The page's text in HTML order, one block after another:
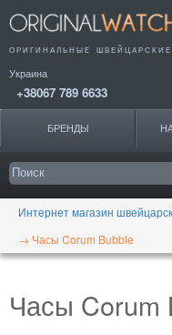
ОРИГИНАЛЬНЫЕ
Украина
+38067 789 6633
БРЕНДЫ
Интернет магазин
→ Часы Corum Bubble
Часы Corum